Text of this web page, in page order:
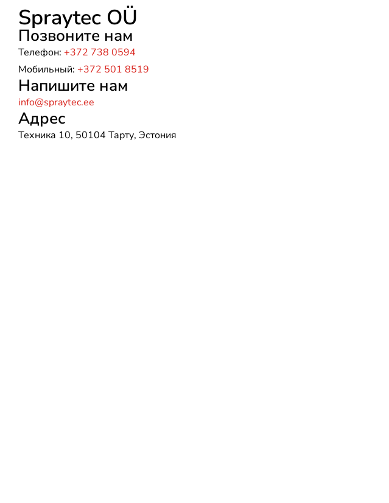
Spraytec OÜ
Позвоните нам
Телефон: +372 738 0594
Мобильный: +372 501 8519
Напишите нам
info@spraytec.ee
Адрес
Техника 10, 50104 Тарту, Эстония